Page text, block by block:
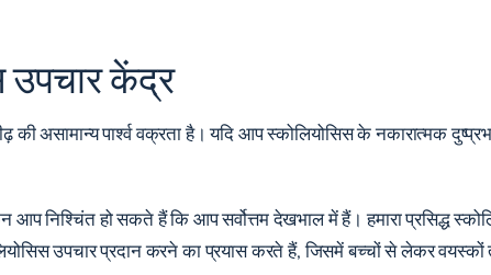
उपचार केंद्र
पार्श्व वक्रता है। यदि आप स्कोलियोसिस के नकारात्मक
निश्चिंत हो सकते हैं कि आप सर्वोत्तम देखभाल में हैं। हमारा प्रसिद्ध
उपचार प्रदान करने का प्रयास करते हैं, जिसमें बच्चों से लेकर